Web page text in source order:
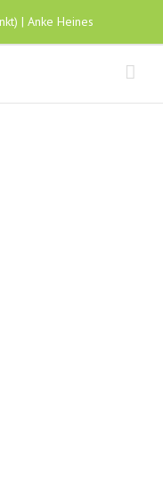
| Anke Heines